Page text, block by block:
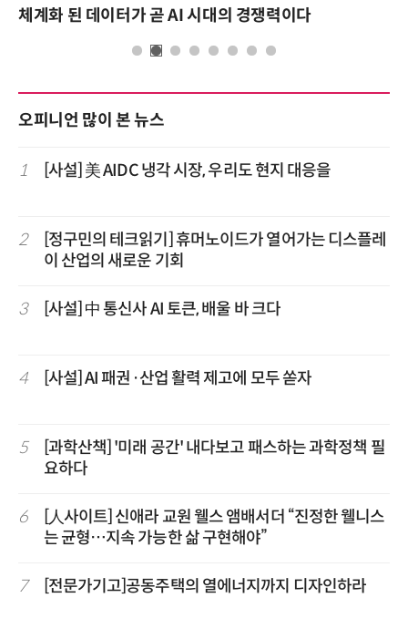
체계화 된 데이터가 곧 AI 시대의 경쟁력이다
오피니언 많이 본 뉴스
1 [사설] 美 AIDC 냉각 시장, 우리도 현지 대응을
2
[정구민의 테크읽기] 휴머노이드가 열어가는 디스플레
이 산업의 새로운 기회
3 [사설] 中 통신사 AI 토큰, 배울 바 크다
4 [사설] AI 패권·산업 활력 제고에 모두 쏟자
5
[과학산책] '미래 공간' 내다보고 패스하는 과학정책 필
요하다
6
[人사이트] 신애라 교원 웰스 앰배서더 “진정한 웰니스
는 균형…지속 가능한 삶 구현해야”
7 [전문가기고]공동주택의 열에너지까지 디자인하라